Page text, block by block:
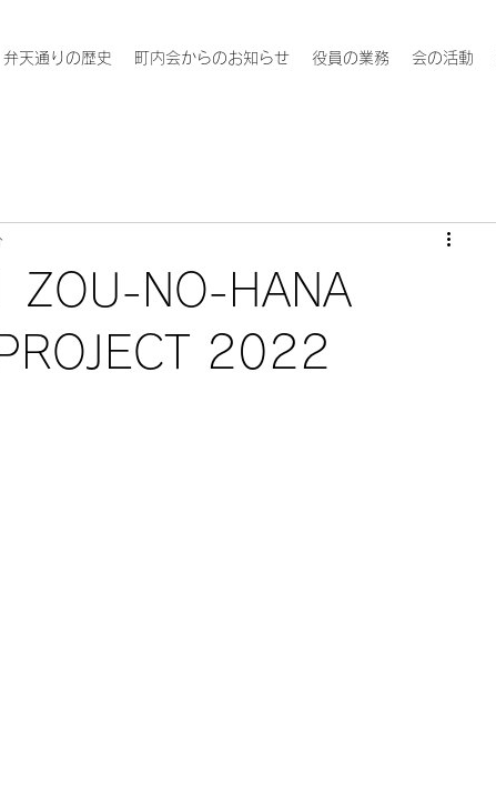
弁天通りの歴史 町内会からのお知らせ 役員の業務 会の活動
ZOU-NO-HANA
2022